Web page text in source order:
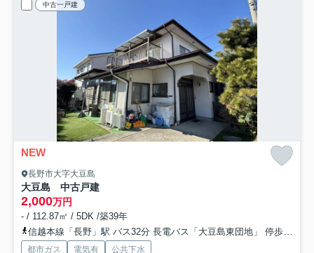
中古一戸建
NEW
長野市大字大豆島
大豆島 中古戸建
2,000万円
- / 112.87㎡ / 5DK /築39年
信越本線「長野」駅 バス32分 長電バス「大豆島東団地」 停歩1分車15分 7.3km
都市ガス 電気有 公共下水